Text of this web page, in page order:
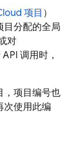
项目 ）
目分配的全局
对
调用时，
，项目编号也
次使用此编